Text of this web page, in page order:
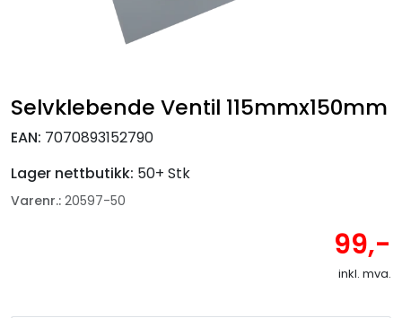
Selvklebende Ventil 115mmx150mm
EAN: 7070893152790
Lager nettbutikk: 50+ Stk
Varenr.: 20597-50
99,-
inkl. mva.
Båtpleie/Opplag
Seil